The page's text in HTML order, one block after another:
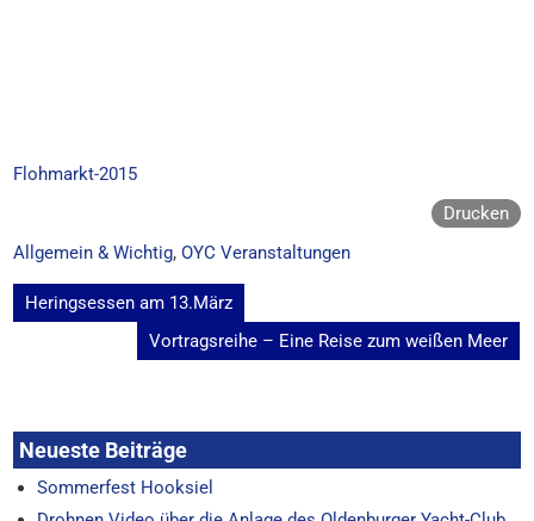
Flohmarkt-2015
Drucken
Allgemein & Wichtig,OYC Veranstaltungen
Beitragsnavigation
Heringsessen am 13.März
Vortragsreihe – Eine Reise zum weißen Meer
Neueste Beiträge
Sommerfest Hooksiel